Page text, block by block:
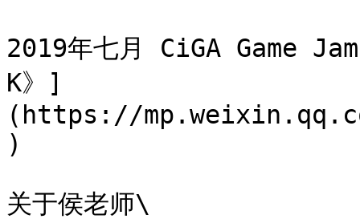
2019年七月 CiGA Game
K》]
(https://
)
关于侯老师\